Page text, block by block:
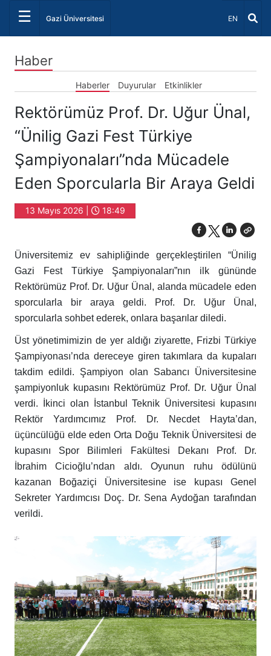
☰ Gazi Üniversitesi Dil Seçiniz
EN
Haber
Haberler Duyurular Etkinlikler
Rektörümüz Prof. Dr. Uğur Ünal,
“Ünilig Gazi Fest Türkiye
Şampiyonaları”nda Mücadele
Eden Sporcularla Bir Araya Geldi
13 Mayıs 2026 | 18:49
Üniversitemiz ev sahipliğinde gerçekleştirilen “Ünilig
Gazi Fest Türkiye Şampiyonaları”nın ilk gününde
Rektörümüz Prof. Dr. Uğur Ünal, alanda mücadele eden
sporcularla bir araya geldi. Prof. Dr. Uğur Ünal,
sporcularla sohbet ederek, onlara başarılar diledi.
Üst yönetimimizin de yer aldığı ziyarette, Frizbi Türkiye
Şampiyonası’nda dereceye giren takımlara da kupaları
takdim edildi. Şampiyon olan Sabancı Üniversitesine
şampiyonluk kupasını Rektörümüz Prof. Dr. Uğur Ünal
verdi. İkinci olan İstanbul Teknik Üniversitesi kupasını
Rektör Yardımcımız Prof. Dr. Necdet Hayta’dan,
üçüncülüğü elde eden Orta Doğu Teknik Üniversitesi de
kupasını Spor Bilimleri Fakültesi Dekanı Prof. Dr.
İbrahim Cicioğlu’ndan aldı. Oyunun ruhu ödülünü
kazanan Boğaziçi Üniversitesine ise kupası Genel
Sekreter Yardımcısı Doç. Dr. Sena Aydoğan tarafından
verildi.